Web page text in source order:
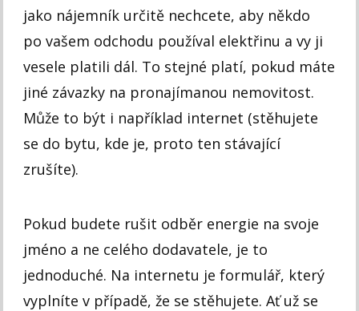
jako nájemník určitě nechcete, aby někdo
po vašem odchodu používal elektřinu a vy ji
vesele platili dál. To stejné platí, pokud máte
jiné závazky na pronajímanou nemovitost.
Může to být i například internet (stěhujete
se do bytu, kde je, proto ten stávající
zrušíte).
Pokud budete rušit odběr energie na svoje
jméno a ne celého dodavatele, je to
jednoduché. Na internetu je formulář, který
vyplníte v případě, že se stěhujete. Ať už se